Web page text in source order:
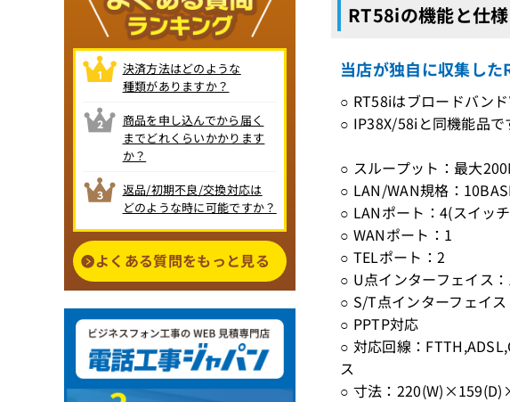
RT58iの機能と仕様
当店が独自に収集した
○ RT58iはブロードバン
○ IP38X/58iと同機能品
○ スループット：最大
○ LAN/WAN規格：
○ LANポート：4(スイッ
○ WANポート：1
○ TELポート：2
○ U点インターフェイス
○ S/T点インターフェイ
○ PPTP対応
○ 対応回線：
ス
○ 寸法：
決済方法はどのような
種類がありますか？
商品を申し込んでから届く
までどれくらいかかります
か？
返品/初期不良/交換対応は
どのような時に可能ですか？
よくある質問をもっと見る